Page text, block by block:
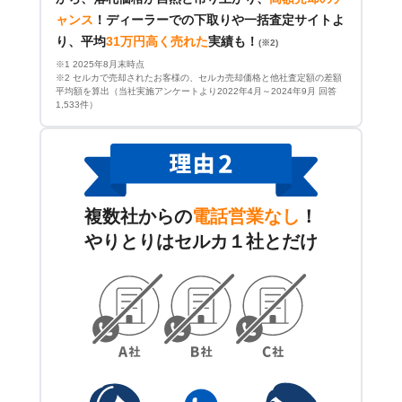
ャンス ！ ディーラーでの下取りや一括査定サイトよ
り、平均31万円高く売れた実績も！ (※2)
※1 2025年8月末時点
※2 セルカで売却されたお客様の、セルカ売却価格と他社査定額の差額
平均額を算出（当社実施アンケートより2022年4月～2024年9月 回答
1,533件）
複数社からの電話営業なし ！
やりとりはセルカ１社とだけ